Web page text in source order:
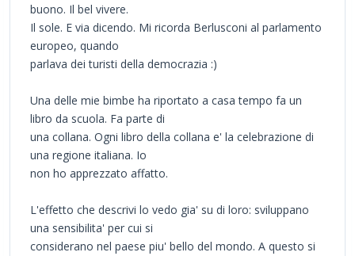
buono. Il bel vivere.
Il sole. E via dicendo. Mi ricorda Berlusconi al parlamento
europeo, quando
parlava dei turisti della democrazia :)
Una delle mie bimbe ha riportato a casa tempo fa un
libro da scuola. Fa parte di
una collana. Ogni libro della collana e' la celebrazione di
una regione italiana. Io
non ho apprezzato affatto.
L'effetto che descrivi lo vedo gia' su di loro: sviluppano
una sensibilita' per cui si
considerano nel paese piu' bello del mondo. A questo si